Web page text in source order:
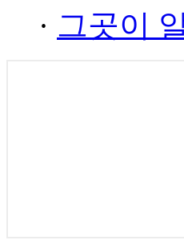
· 그곳이